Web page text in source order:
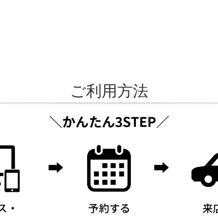
ご利用方法